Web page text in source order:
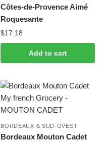
Côtes-de-Provence Aimé
Roquesante
$17.18
Add to cart
BORDEAUX & SUD-OVEST
Bordeaux Mouton Cadet